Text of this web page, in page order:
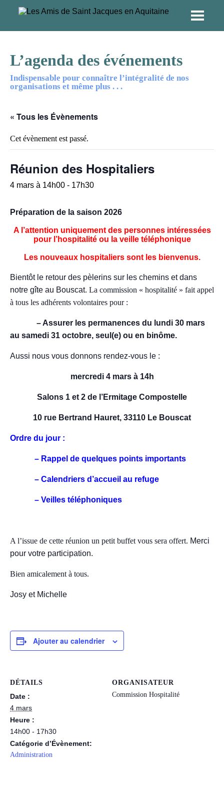
L’agenda des événements
Indispensable pour connaître l’intégralité de nos
organisations et même plus . . .
« Tous les Évènements
Cet évènement est passé.
Réunion des Hospitaliers
4 mars à 14h00 - 17h30
Préparation de la saison 2026
A l’attention uniquement des personnes intéressées
pour l’hospitalité ou la veille téléphonique
Les nouveaux hospitaliers sont les bienvenus.
Bientôt le retour des pèlerins sur les chemins et dans
notre gîte au Bouscat. La commission « hospitalité » fait appel
à tous les adhérents volontaires pour :
– Assurer les permanences du lundi 30 mars
au samedi 31 octobre, seul(e) ou en binôme.
Aussi nous vous donnons rendez-vous le :
mercredi 4 mars à 14h
Salons 1 et 2 de l’Ermitage Compostelle
10 rue Bertrand Hauret, 33110 Le Bouscat
Ordre du jour :
– Rappel de quelques points importants
– Calendriers d’accueil au refuge
– Veilles téléphoniques
A l’issue de cette réunion un petit buffet vous sera offert. Merci
pour votre participation.
Bien amicalement à tous.
Josy et Michelle
Ajouter au calendrier
DÉTAILS
Date :
4 mars
Heure :
14h00 - 17h30
Catégorie d’Évènement:
Administration
ORGANISATEUR
Commission Hospitalité